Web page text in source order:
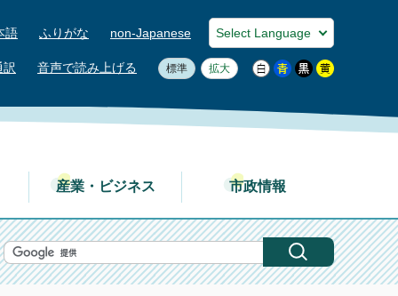
語 ふりがな non-Japanese
訳 音声で読み上げる 標準 拡大
産業・ビジネス 市政情報